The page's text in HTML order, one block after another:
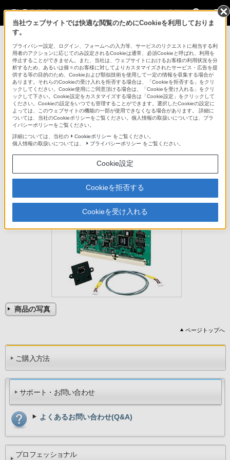
法人のお客様
レコーダー／プレーヤー用周辺機器・アクセサリー > DSBK-
140
法人のお客様
レコーダー／プレーヤー用周辺機器・アクセサリー
DSBK-140
ポータブル編集VTR DSR-70／70A用i.LINK（DV）入出力ボード
DSBK-140
希望小売価格132,000円(税込)
商品の写真
ページトップへ
ご購入方法
サポート・お問い合わせ
よくあるお問い合わせ(Q&A)
プロフェッショナル
当社ウェブサイトでは快適な閲覧のためにCookieを利用しておりま
す。
プライバシー設定、ログイン、フォームへの入力等、サービスのリクエストに相当する利
用者のアクションに応じてのみ設定されるCookieは通常、必須Cookieと呼ばれ、利用を
停止することができません。また、当社は、ウェブサイトにおけるお客様の利用状況を分
析するため、あるいは個々のお客様に対してよりカスタマイズされたサービス・広告を提
供する等の目的のため、Cookieおよび類似技術を使用して一定の情報を収集する場合が
あります。それらのCookieの受け入れを拒否する場合は、「Cookieを拒否する」をクリ
ックしてください。Cookie使用にご同意頂ける場合は、「Cookieを受け入れる」をクリ
ックして下さい。Cookie設定をカスタマイズする場合は「Cookie設定」をクリックして
ください。Cookieの設定をいつでも管理することができます。選択したCookieの設定に
よっては、このウェブサイトの機能の一部が使用できなくなる場合があります。 詳細に
ついては、当社のCookieポリシーをご覧ください。個人情報の取扱いについては、プラ
イバシーポリシーをご覧ください。
詳細については、当社の
Cookieポリシー をご覧ください。
個人情報の取扱いについては、
プライバシーポリシー をご覧ください。
Cookie設定
Cookieを拒否する
Cookieを受け入れる